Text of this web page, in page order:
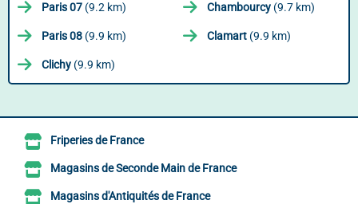
Paris 07 (9.2 km) Chambourcy (9.7 km)
Paris 08 (9.9 km) Clamart (9.9 km)
Clichy (9.9 km)
Friperies de France
Magasins de Seconde Main de France
Magasins d'Antiquités de France